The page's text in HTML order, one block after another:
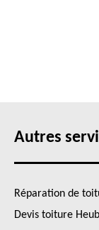
Autres
Réparation de
Devis toiture